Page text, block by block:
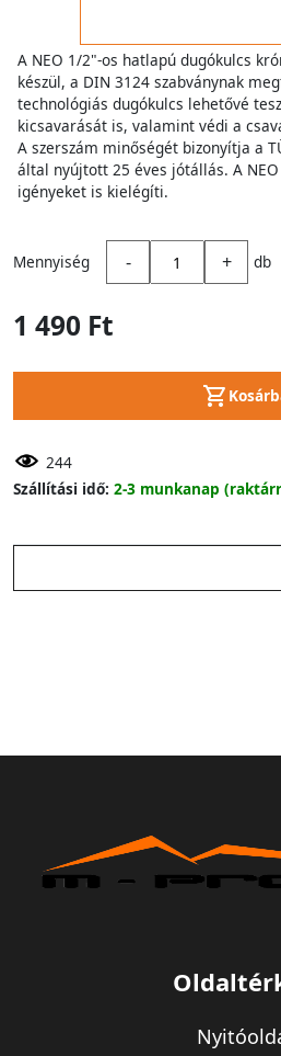
A NEO 1/2"-os hatlapú dugókulcs
készül, a DIN 3124 szabványnak
technológiás dugókulcs lehetővé
kicsavarását is, valamint védi a
A szerszám minőségét bizonyítja a
által nyújtott 25 éves jótállás. A
igényeket is kielégíti.
Mennyiség - + db
1 490 Ft
244
Szállítási idő: 2-3 munkanap